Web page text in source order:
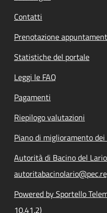
Contatti
Prenotazione
Statistiche del portale
Leggi le FAQ
Pagamenti
Riepilogo valutazioni
Piano di miglioramento
Autorità di Bacino del
Powered by Sportello
10.41.2)